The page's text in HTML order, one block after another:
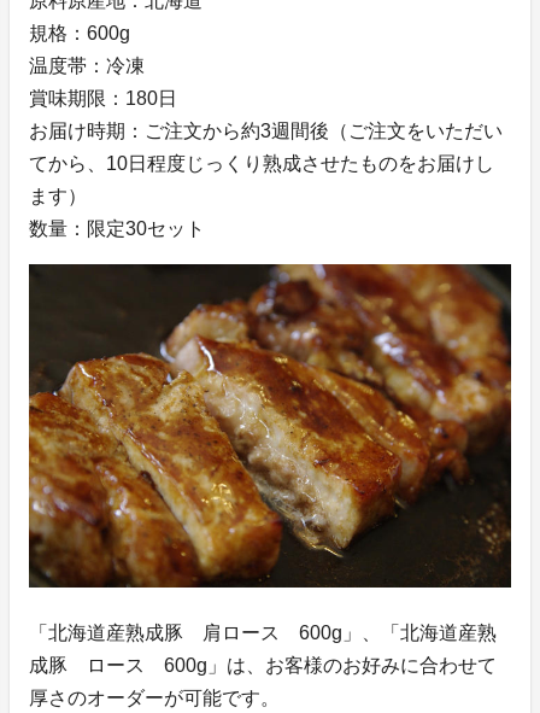
規格：600g
温度帯：冷凍
賞味期限：180日
お届け時期：ご注文から約3週間後（ご注文をいただい
てから、10日程度じっくり熟成させたものをお届けし
ます）
数量：限定30セット
「北海道産熟成豚 肩ロース 600g」、「北海道産熟
成豚 ロース 600g」は、お客様のお好みに合わせて
厚さのオーダーが可能です。